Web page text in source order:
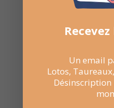
Un email
Lotos,